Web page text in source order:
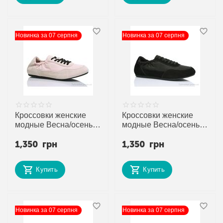
Новинка за 07 серпня
Кроссовки женские
модные Весна/осень
р.36-41) "Violeta"
прямого поставщика
1,350 грн
Купить
Новинка за 07 серпня
Кроссовки женские
модные Весна/осень
р.36-41) "Violeta"
прямого поставщика
1,350 грн
Купить
Новинка за 07 серпня Новинка за 07 серпня